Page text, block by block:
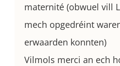
maternité (obwuel vill
mech opgedréint
erwaarden konnten)
Vilmols merci an ech